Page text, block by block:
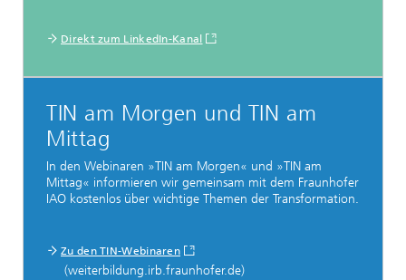
Direkt zum LinkedIn-Kanal
TIN am Morgen und TIN am
Mittag
In den Webinaren »TIN am Morgen« und »TIN am
Mittag« informieren wir gemeinsam mit dem Fraunhofer
IAO kostenlos über wichtige Themen der Transformation.
Zu den TIN-Webinaren
(weiterbildung.irb.fraunhofer.de)